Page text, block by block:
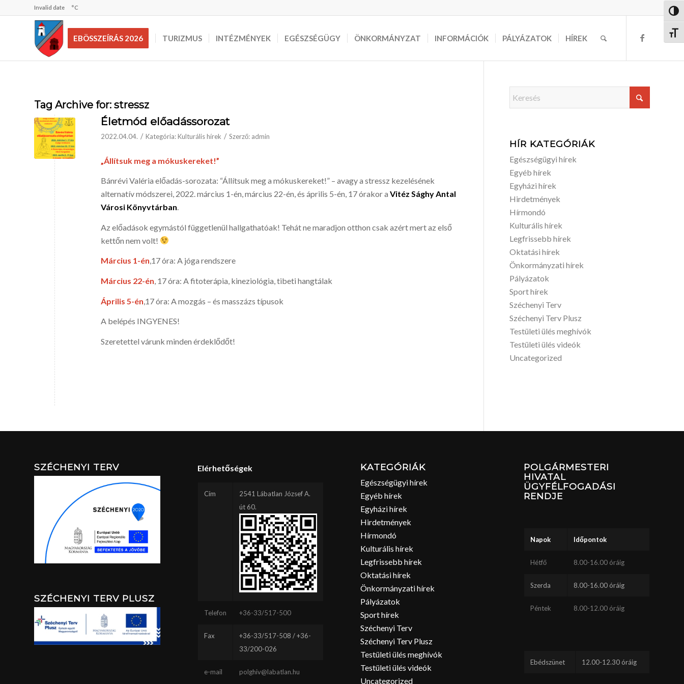
Invalid date °C
EBÖSSZEÍRÁS 2026 TURIZMUS INTÉZMÉNYEK EGÉSZSÉGÜGY ÖNKORMÁNYZAT INFORMÁCIÓK PÁLYÁZATOK HÍREK
Tag Archive for: stressz
Életmód előadássorozat
2022.04.04. / Kategória:Kulturális hírek / Szerző: admin
„Állítsuk meg a mókuskereket!”
Bánrévi Valéria előadás-sorozata: “Állítsuk meg a mókuskereket!” – avagy a stressz kezelésének
alternatív módszerei, 2022. március 1-én, március 22-én, és április 5-én, 17 órakor a Vitéz Sághy Antal
Városi Könyvtárban.
Az előadások egymástól függetlenül hallgathatóak! Tehát ne maradjon otthon csak azért mert az első
kettőn nem volt!
Március 1-én,17 óra: A jóga rendszere
Március 22-én, 17 óra: A fitoterápia, kineziológia, tibeti hangtálak
Április 5-én ,17 óra: A mozgás – és masszázs típusok
A belépés INGYENES!
Szeretettel várunk minden érdeklődőt!
HÍR KATEGÓRIÁK
Egészségügyi hírek
Egyéb hírek
Egyházi hírek
Hirdetmények
Hírmondó
Kulturális hírek
Legfrissebb hírek
Oktatási hírek
Önkormányzati hírek
Pályázatok
Sport hírek
Széchenyi Terv
Széchenyi Terv Plusz
Testületi ülés meghívók
Testületi ülés videók
Uncategorized
SZÉCHENYI TERV
SZÉCHENYI TERV PLUSZ
Elérhetőségek
Cím
2541 Lábatlan József A.
út 60.
Telefon +36-33/517-500
Fax
+36-33/517-508 / +36-
33/200-026
e-mail polghiv@labatlan.hu
KATEGÓRIÁK
Egészségügyi hírek
Egyéb hírek
Egyházi hírek
Hirdetmények
Hírmondó
Kulturális hírek
Legfrissebb hírek
Oktatási hírek
Önkormányzati hírek
Pályázatok
Sport hírek
Széchenyi Terv
Széchenyi Terv Plusz
Testületi ülés meghívók
Testületi ülés videók
Uncategorized
POLGÁRMESTERI
HIVATAL
ÜGYFÉLFOGADÁSI
RENDJE
Napok Időpontok
Hétfő 8.00-16.00 óráig
Szerda 8.00-16.00 óráig
Péntek 8.00-12.00 óráig
Ebédszünet 12.00-12.30 óráig